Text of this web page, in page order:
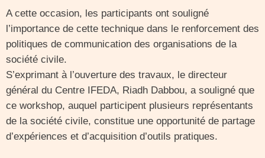
A cette occasion, les participants ont souligné
l’importance de cette technique dans le renforcement des
politiques de communication des organisations de la
société civile.
S’exprimant à l’ouverture des travaux, le directeur
général du Centre IFEDA, Riadh Dabbou, a souligné que
ce workshop, auquel participent plusieurs représentants
de la société civile, constitue une opportunité de partage
d’expériences et d’acquisition d’outils pratiques.